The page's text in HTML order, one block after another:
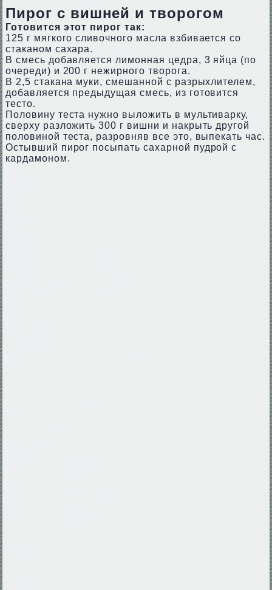
Пирог с вишней и творогом
Готовится этот пирог так:
125 г мягкого сливочного масла взбивается со
стаканом сахара.
В смесь добавляется лимонная цедра, 3 яйца (по
очереди) и 200 г нежирного творога.
В 2,5 стакана муки, смешанной с разрыхлителем,
добавляется предыдущая смесь, из готовится
тесто.
Половину теста нужно выложить в мультиварку,
сверху разложить 300 г вишни и накрыть другой
половиной теста, разровняв все это, выпекать час.
Остывший пирог посыпать сахарной пудрой с
кардамоном.